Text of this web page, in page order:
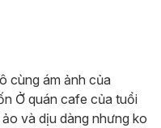
cùng ám ảnh của
Ở quán cafe của tuổi
và dịu dàng nhưng ko